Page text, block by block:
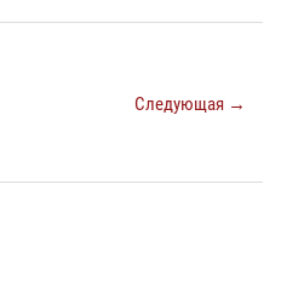
Следующая →